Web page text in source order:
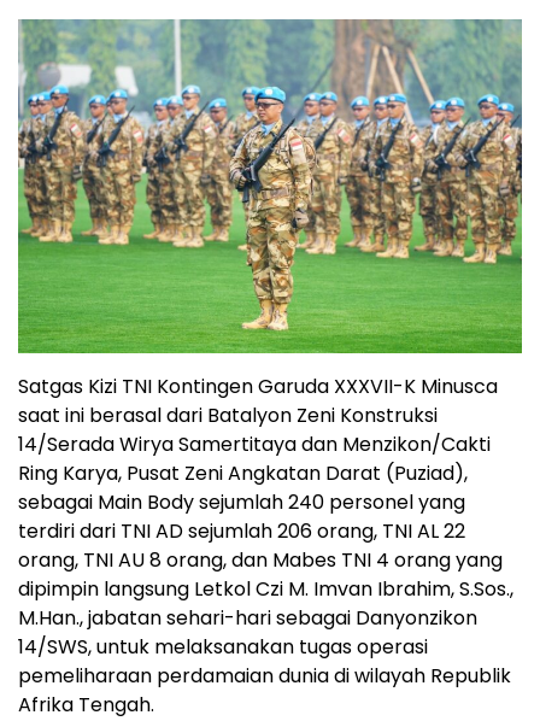
Satgas Kizi TNI Kontingen Garuda XXXVII-K Minusca
saat ini berasal dari Batalyon Zeni Konstruksi
14/Serada Wirya Samertitaya dan Menzikon/Cakti
Ring Karya, Pusat Zeni Angkatan Darat (Puziad),
sebagai Main Body sejumlah 240 personel yang
terdiri dari TNI AD sejumlah 206 orang, TNI AL 22
orang, TNI AU 8 orang, dan Mabes TNI 4 orang yang
dipimpin langsung Letkol Czi M. Imvan Ibrahim, S.Sos.,
M.Han., jabatan sehari-hari sebagai Danyonzikon
14/SWS, untuk melaksanakan tugas operasi
pemeliharaan perdamaian dunia di wilayah Republik
Afrika Tengah.